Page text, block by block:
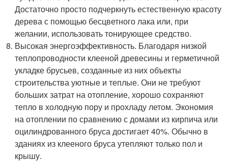
Достаточно просто подчеркнуть естественную красоту
дерева с помощью бесцветного лака или, при
желании, использовать тонирующее средство.
Высокая энергоэффективность. Благодаря низкой
теплопроводности клееной древесины и герметичной
укладке брусьев, созданные из них объекты
строительства уютные и теплые. Они не требуют
больших затрат на отопление, хорошо сохраняют
тепло в холодную пору и прохладу летом. Экономия
на отоплении по сравнению с домами из кирпича или
оцилиндрованного бруса достигает 40%. Обычно в
зданиях из клееного бруса утепляют только пол и
крышу.